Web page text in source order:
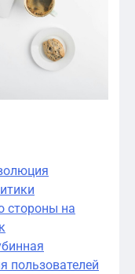
стороны на
пользователей